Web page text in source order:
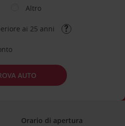
Altro
ai 25 anni
AUTO
Orario di apertura